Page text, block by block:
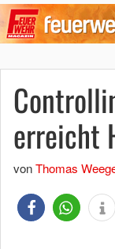
erreicht
vonThomas